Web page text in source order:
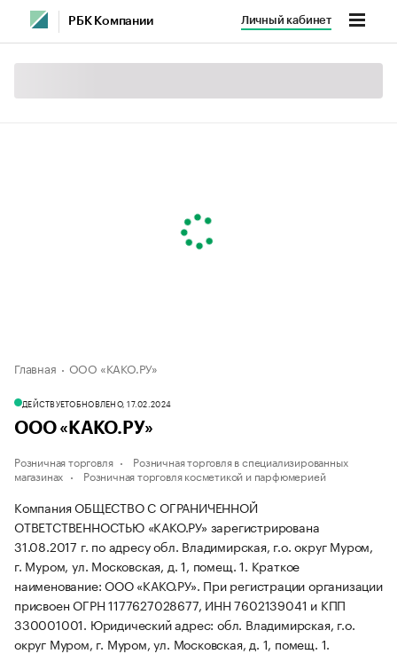
РБК Компании Личный кабинет
Главная ООО «КАКО.РУ»
ДЕЙСТВУЕТОБНОВЛЕНО, 17.02.2024
ООО «КАКО.РУ»
Розничная торговля
Розничная торговля в специализированных
магазинах
Розничная торговля косметикой и парфюмерией
Компания ОБЩЕСТВО С ОГРАНИЧЕННОЙ
ОТВЕТСТВЕННОСТЬЮ «КАКО.РУ» зарегистрирована
31.08.2017 г. по адресу обл. Владимирская, г.о. округ Муром,
г. Муром, ул. Московская, д. 1, помещ. 1. Краткое
наименование: ООО «КАКО.РУ». При регистрации организации
присвоен ОГРН 1177627028677, ИНН 7602139041 и КПП
330001001. Юридический адрес: обл. Владимирская, г.о.
округ Муром, г. Муром, ул. Московская, д. 1, помещ. 1.